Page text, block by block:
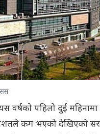
वर्षको पहिलो दुई
कम भएको देखिएको